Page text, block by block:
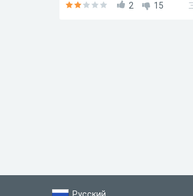
2 15